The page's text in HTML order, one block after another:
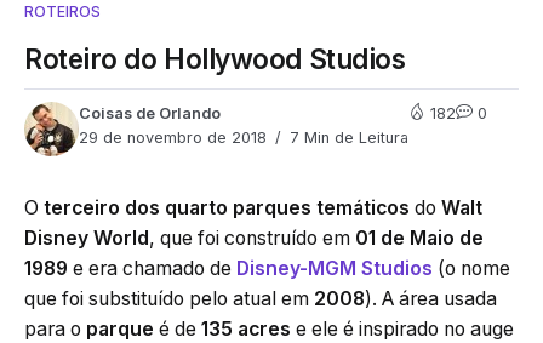
ROTEIROS
Roteiro do Hollywood Studios
Coisas de Orlando
29 de novembro de 2018
7 Min de Leitura
182 0
O terceiro dos quarto parques temáticos do Walt
Disney World, que foi construído em 01 de Maio de
1989 e era chamado de Disney-MGM Studios (o nome
que foi substituído pelo atual em 2008). A área usada
para o parque é de 135 acres e ele é inspirado no auge